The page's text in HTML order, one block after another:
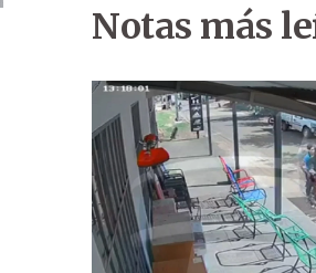
Notas más